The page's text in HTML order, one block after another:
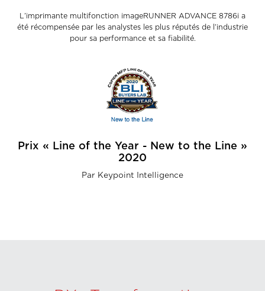
L’imprimante multifonction imageRUNNER ADVANCE 8786i a
été récompensée par les analystes les plus réputés de l’industrie
pour sa performance et sa fiabilité.
Prix « Line of the Year - New to the Line »
2020
Par Keypoint Intelligence